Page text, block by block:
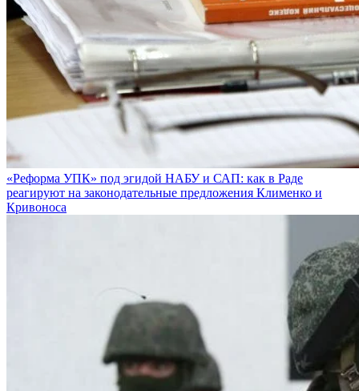
«Реформа УПК» под эгидой НАБУ и САП: как в Раде
реагируют на законодательные предложения Клименко и
Кривоноса